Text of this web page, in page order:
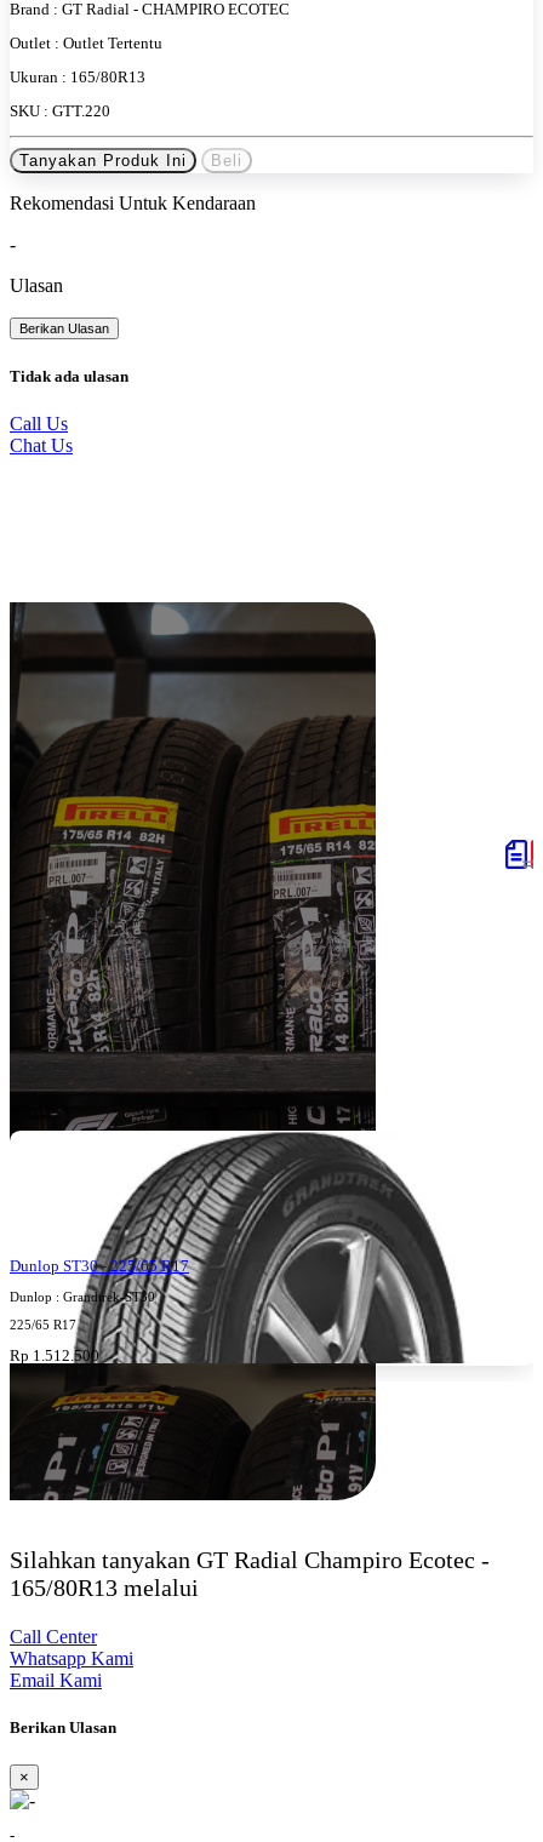
Brand : GT Radial - CHAMPIRO ECOTEC
Outlet : Outlet Tertentu
Ukuran : 165/80R13
SKU : GTT.220
Tanyakan Produk Ini Beli
Rekomendasi Untuk Kendaraan
-
Ulasan
Berikan Ulasan
Tidak ada ulasan
Call Us
Chat Us
Produk Terkait
Dunlop ST30 - 225/65 R17
Dunlop : Grandtrek-ST30
225/65 R17
Rp 1.512.500
Silahkan tanyakan GT Radial Champiro Ecotec -
165/80R13 melalui
Call Center
Whatsapp Kami
Email Kami
Berikan Ulasan
×
-